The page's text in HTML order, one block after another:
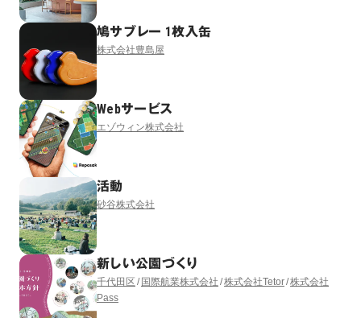
鳩サブレー 1枚入缶
株式会社豊島屋
Webサービス
エゾウィン株式会社
活動
砂谷株式会社
新しい公園づくり
千代田区 国際航業株式会社 株式会社Tetor 株式会社
Pass